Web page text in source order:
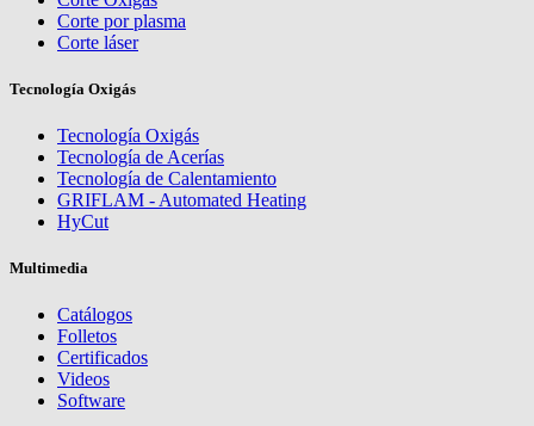
Corte por plasma
Corte láser
Tecnología Oxigás
Tecnología Oxigás
Tecnología de Acerías
Tecnología de Calentamiento
GRIFLAM - Automated Heating
HyCut
Multimedia
Catálogos
Folletos
Certificados
Videos
Software